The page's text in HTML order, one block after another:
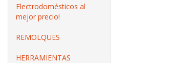
Electrodomésticos al
mejor precio!
REMOLQUES
HERRAMIENTAS